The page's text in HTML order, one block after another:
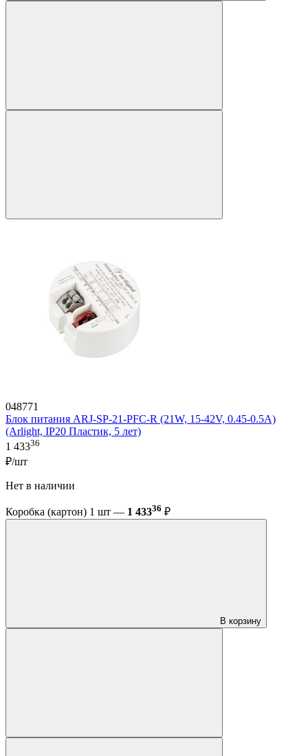
048771
Блок питания ARJ-SP-21-PFC-R (21W, 15-42V, 0.45-0.5A)
(Arlight, IP20 Пластик, 5 лет)
1 43336
₽/шт
Нет в наличии
Коробка (картон) 1 шт — 1 43336 ₽
В корзину